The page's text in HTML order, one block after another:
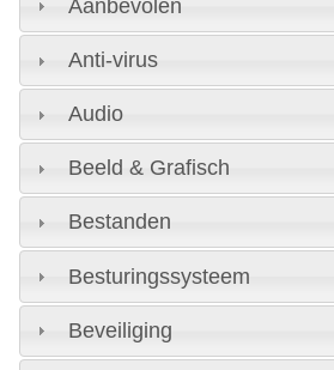
Aanbevolen
Anti-virus
Audio
Beeld & Grafisch
Bestanden
Besturingssysteem
Beveiliging